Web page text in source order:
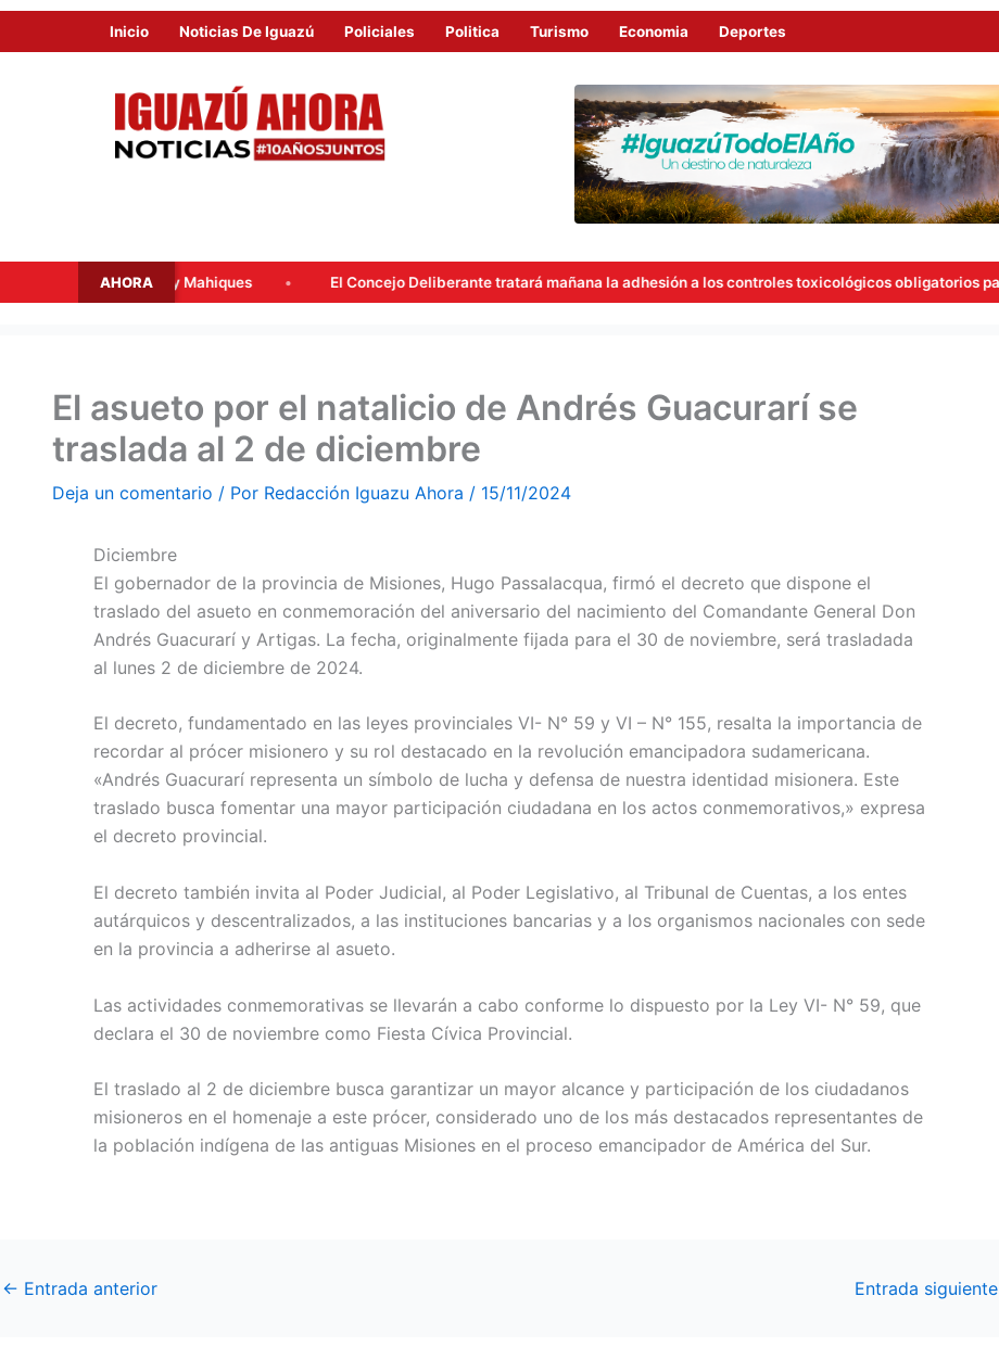
Inicio Noticias De Iguazú Policiales Politica Turismo Economia Deportes
AHORA
y Mahiques El Concejo Deliberante tratará mañana la adhesión a los controles toxicológicos obligatorios para concejales
El asueto por el natalicio de Andrés Guacurarí se
traslada al 2 de diciembre
Deja un comentario / Por Redacción Iguazu Ahora / 15/11/2024
Diciembre
El gobernador de la provincia de Misiones, Hugo Passalacqua, firmó el decreto que dispone el
traslado del asueto en conmemoración del aniversario del nacimiento del Comandante General Don
Andrés Guacurarí y Artigas. La fecha, originalmente fijada para el 30 de noviembre, será trasladada
al lunes 2 de diciembre de 2024.
El decreto, fundamentado en las leyes provinciales VI- N° 59 y VI – N° 155, resalta la importancia de
recordar al prócer misionero y su rol destacado en la revolución emancipadora sudamericana.
«Andrés Guacurarí representa un símbolo de lucha y defensa de nuestra identidad misionera. Este
traslado busca fomentar una mayor participación ciudadana en los actos conmemorativos,» expresa
el decreto provincial.
El decreto también invita al Poder Judicial, al Poder Legislativo, al Tribunal de Cuentas, a los entes
autárquicos y descentralizados, a las instituciones bancarias y a los organismos nacionales con sede
en la provincia a adherirse al asueto.
Las actividades conmemorativas se llevarán a cabo conforme lo dispuesto por la Ley VI- N° 59, que
declara el 30 de noviembre como Fiesta Cívica Provincial.
El traslado al 2 de diciembre busca garantizar un mayor alcance y participación de los ciudadanos
misioneros en el homenaje a este prócer, considerado uno de los más destacados representantes de
la población indígena de las antiguas Misiones en el proceso emancipador de América del Sur.
← Entrada anterior Entrada siguiente